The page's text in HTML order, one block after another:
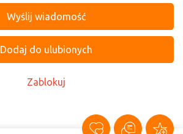
Wyślij wiadomość
Dodaj do ulubionych
Zablokuj